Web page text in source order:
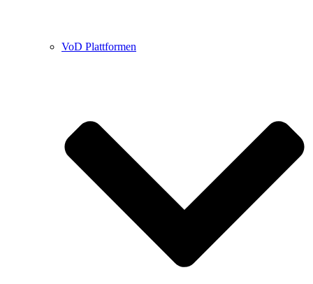
VoD Plattformen